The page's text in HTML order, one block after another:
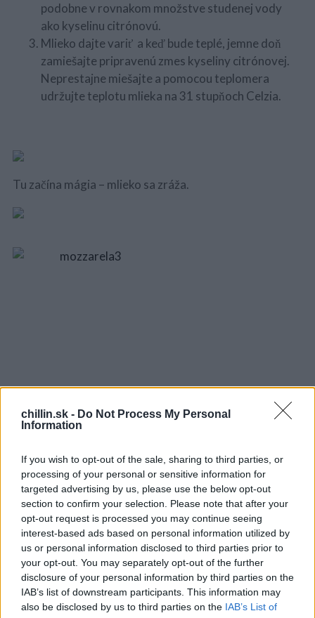
chillin.sk - Do Not Process My Personal
Information
If you wish to opt-out of the sale, sharing to third parties, or
processing of your personal or sensitive information for
targeted advertising by us, please use the below opt-out
section to confirm your selection. Please note that after your
opt-out request is processed you may continue seeing
interest-based ads based on personal information utilized by
us or personal information disclosed to third parties prior to
your opt-out. You may separately opt-out of the further
disclosure of your personal information by third parties on the
IAB’s list of downstream participants. This information may
also be disclosed by us to third parties on the IAB’s List of
podobne v rovnakom množstve studenej vody
ako kyselinu citrónovú.
Mlieko dajte variť a keď bude teplé, jemne doň
zamiešajte pripravenú zmes kyseliny citrónovej.
Neprestajne miešajte a pomocou teplomera
udržujte teplotu mlieka na 31 stupňoch Celzia.
Tu začína mágia – mlieko sa zráža.
r
f
o
r